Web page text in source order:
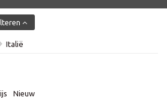
Italië
Nieuw